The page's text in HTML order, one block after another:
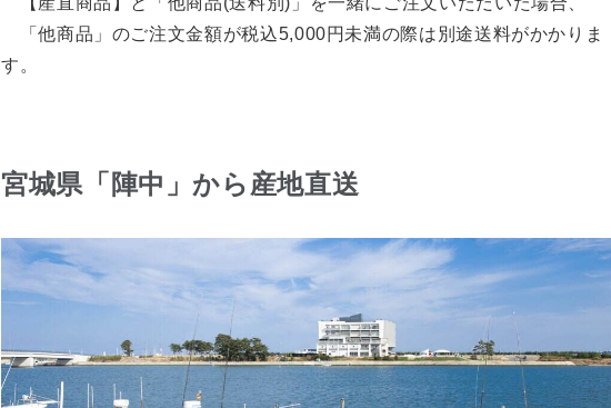
「他商品」のご注文金額が税込5,000円未満の際は別途送料がかかりま
す。
宮城県「陣中」から産地直送